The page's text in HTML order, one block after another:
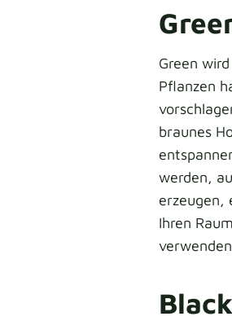
Green
Pflanzen
braunes
werden,
erzeugen,
Ihren
Black